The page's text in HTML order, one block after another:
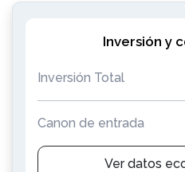
Inversión y
Inversión Total
Canon de entrada
Ver datos